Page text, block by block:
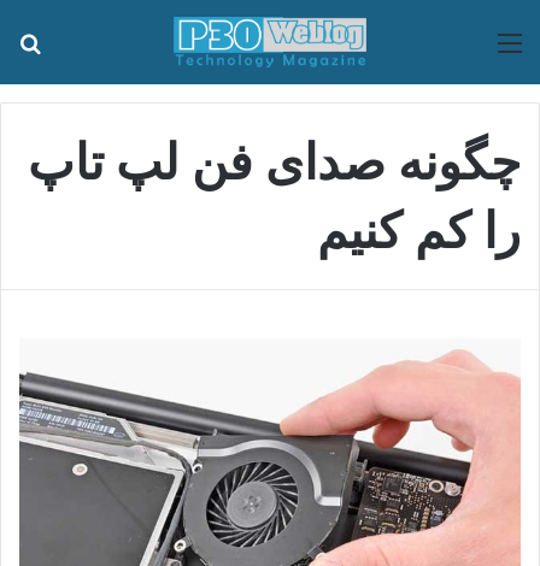
منو
چگونه صدای فن لپ تاپ
را کم کنیم